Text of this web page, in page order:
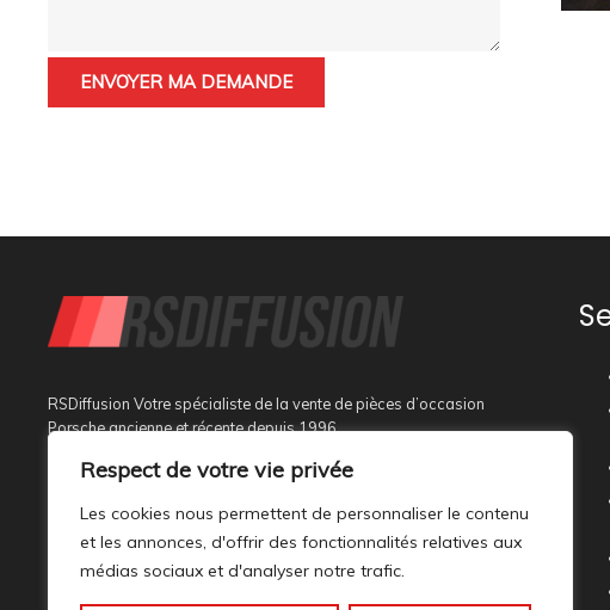
Respect de votre vie privée
Les cookies nous permettent de personnaliser le contenu
et les annonces, d'offrir des fonctionnalités relatives aux
médias sociaux et d'analyser notre trafic.
RSDiffusion Votre spécialiste de la vente de pièces d’occasion
Porsche ancienne et récente depuis 1996
Implantée à Sainte Tulle dans le département des Alpes de
Provence, au sein d’un bâtiment tout neuf de 1000M², son
activité est dédiée à la marque PORSCHE.